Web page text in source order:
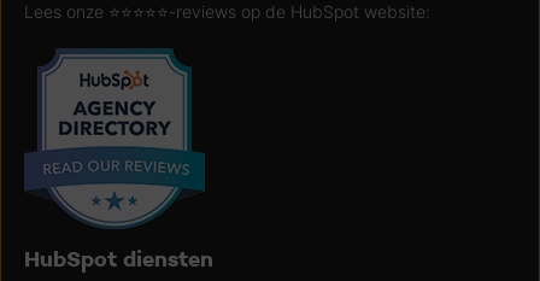
Lees onze ⭐️⭐️⭐️⭐️⭐️-reviews op de HubSpot website:
HubSpot diensten